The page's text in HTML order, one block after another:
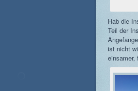
Hab die
Teil der
ist nicht
einsamer,